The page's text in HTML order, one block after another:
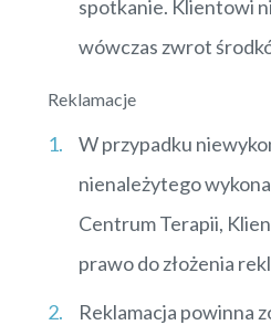
spotkanie. Klientowi
wówczas zwrot
Reklamacje
W przypadku
nienależytego
Centrum Terapii,
prawo do złożenia
Reklamacja powinna